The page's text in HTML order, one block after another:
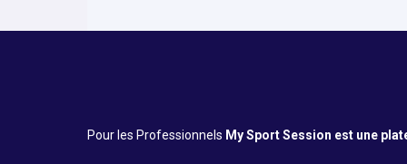
Pour les Professionnels My Sport Session est une